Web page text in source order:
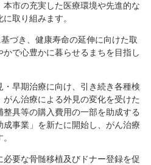
市の充実した医療環境や先進的な
取り組みます。
づき、健康寿命の延伸に向けた取
で心豊かに暮らせるまちを目指し
早期治療に向け、引き続き各種検
ん治療による外見の変化を受けた
具等の購入費用の一部を助成する
成事業」を新たに開始し、がん治療
要な骨髄移植及びドナー登録を促